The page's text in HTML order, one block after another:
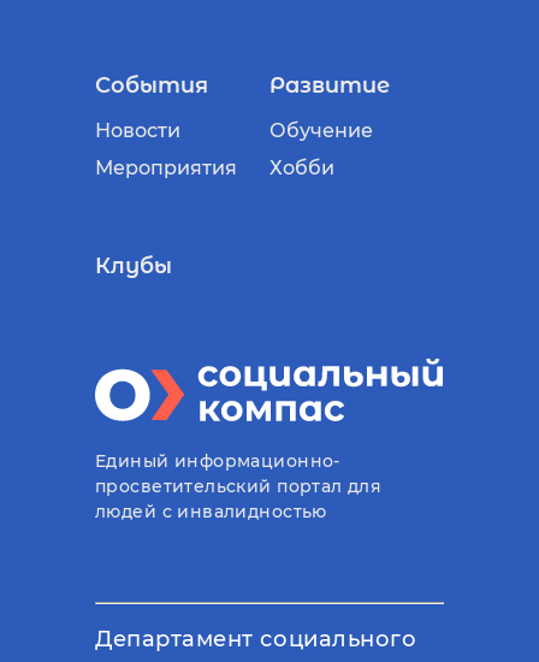
События
Новости
Мероприятия
Развитие
Обучение
Хобби
Клубы
Единый информационно-
просветительский портал для
людей с инвалидностью
Департамент социального